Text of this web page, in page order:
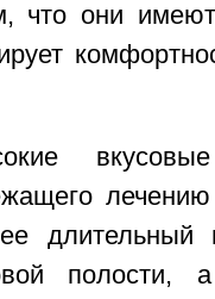
что они
лечению
длительный
полости,